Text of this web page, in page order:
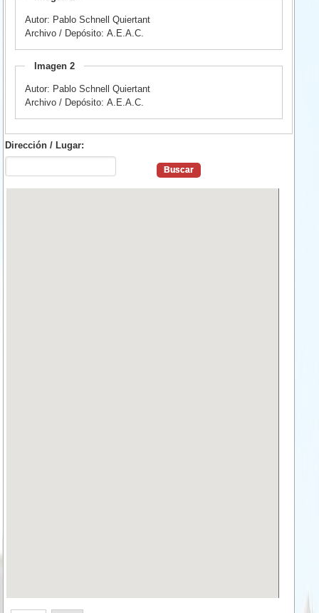
Autor: Pablo Schnell Quiertant
Archivo / Depósito: A.E.A.C.
Imagen 2
Autor: Pablo Schnell Quiertant
Archivo / Depósito: A.E.A.C.
Dirección / Lugar: